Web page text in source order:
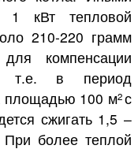
1 кВт тепловой
210-220 грамм
компенсации
т.е. в период
площадью 100 м2с
сжигать 1,5 –
более теплой